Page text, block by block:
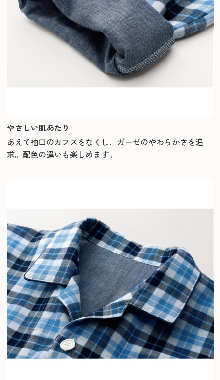
やさしい肌あたり
あえて袖口のカフスをなくし、ガーゼのやわらかさを追
求。配色の違いも楽しめます。